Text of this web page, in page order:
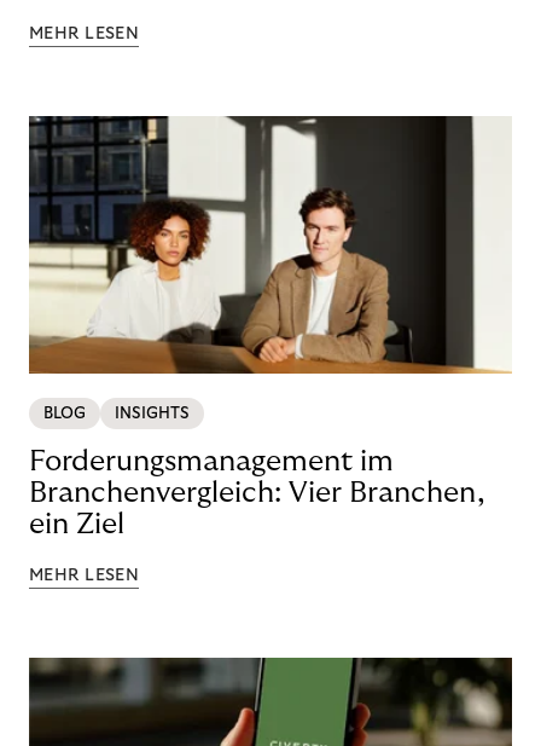
MEHR LESEN
BLOG INSIGHTS
Forderungsmanagement im
Branchenvergleich: Vier Branchen,
ein Ziel
MEHR LESEN